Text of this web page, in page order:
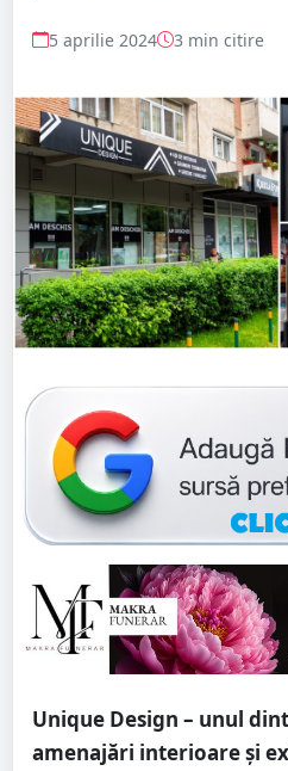
5 aprilie 2024 3 min citire
Unique Design – unul
amenajări interioare și